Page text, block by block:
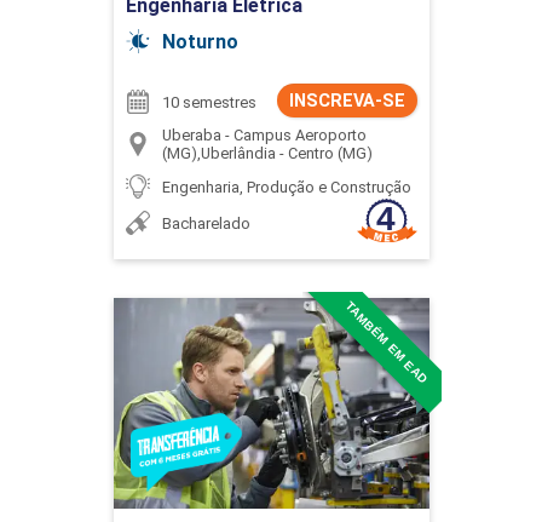
Engenharia Elétrica
Noturno
INSCREVA-SE
10 semestres
Uberaba - Campus Aeroporto
(MG),Uberlândia - Centro (MG)
Engenharia, Produção e Construção
Bacharelado
TAMBÉM EM EAD
Engenharia Mecânica
Detalhes do curso
Ir para Inscrição